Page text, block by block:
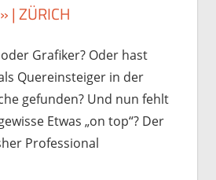
| ZÜRICH
Grafiker? Oder hast
Quereinsteiger in der
gefunden? Und nun fehlt
Etwas „on top“? Der
Professional